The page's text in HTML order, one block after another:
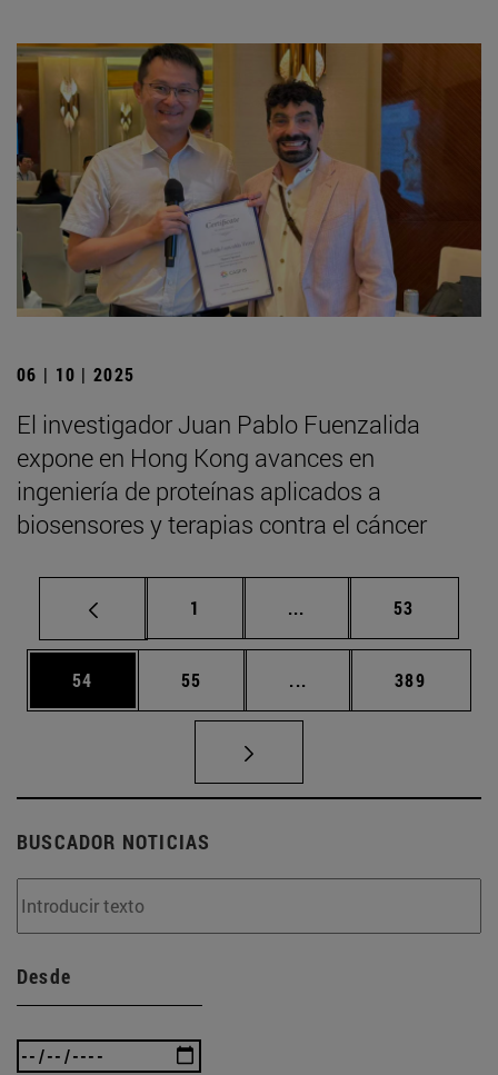
06 | 10 | 2025
El investigador Juan Pablo Fuenzalida
expone en Hong Kong avances en
ingeniería de proteínas aplicados a
biosensores y terapias contra el cáncer
Página
1 ... Páginas intermedias
Página
53
Página
54 Página
55 ... Páginas intermedias
Página
389
BUSCADOR NOTICIAS
Desde